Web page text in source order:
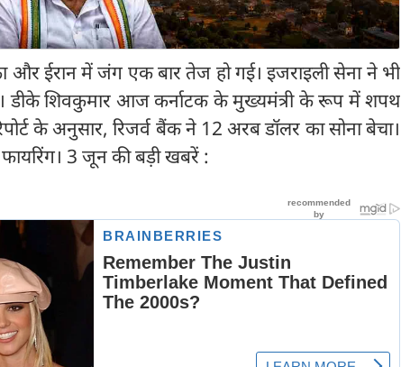
ईरान में जंग एक बार तेज हो गई। इजराइली सेना ने भी
डीके शिवकुमार आज कर्नाटक के मुख्यमंत्री के रूप में शपथ
के अनुसार, रिजर्व बैंक ने 12 अरब डॉलर का सोना बेचा।
3 जून की बड़ी खबरें :